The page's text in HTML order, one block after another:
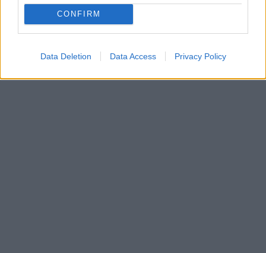
CONFIRM
Data Deletion Data Access Privacy Policy